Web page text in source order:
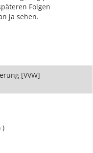
Folgen
ja sehen.
[VVW]
)